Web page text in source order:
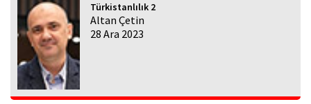
Türkistanlılık 2
Altan Çetin
28 Ara 2023